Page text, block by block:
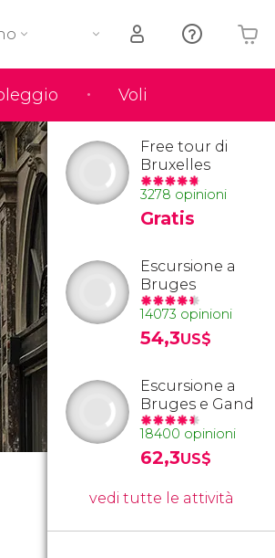
Voli
Il tuo carrello è vuoto
Free tour di
Bruxelles
3278 opinioni
Gratis
Escursione a
Bruges
14073 opinioni
54,3US$
Escursione a
Bruges e Gand
18400 opinioni
62,3US$
vedi tutte le attività